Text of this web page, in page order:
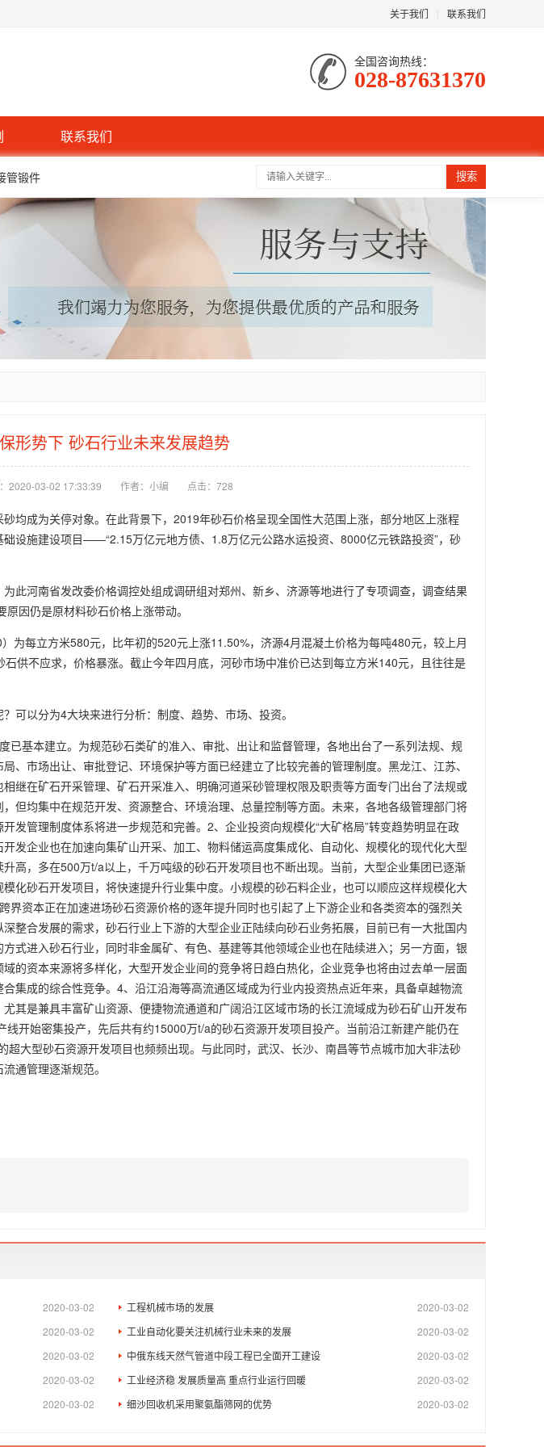
关于我们 联系我们
全国咨询热线：
028-87631370
联系我们
管锻件 搜索
形势下 砂石行业未来发展趋势
2020-03-02 17:33:39 作者：小编 点击： 728
均成为关停对象。在此背景下，2019年砂石价格呈现全国性大范围上涨，部分地区上涨程
设施建设项目——“2.15万亿元地方债、1.8万亿元公路水运投资、8000亿元铁路投资”，砂
此河南省发改委价格调控处组成调研组对郑州、新乡、济源等地进行了专项调查，调查结果
因仍是原材料砂石价格上涨带动。
为每立方米580元，比年初的520元上涨11.50%，济源4月混凝土价格为每吨480元，较上月
供不应求，价格暴涨。截止今年四月底，河砂市场中准价已达到每立方米140元，且往往是
可以分为4大块来进行分析：制度、趋势、市场、投资。
已基本建立。为规范砂石类矿的准入、审批、出让和监督管理，各地出台了一系列法规、规
、市场出让、审批登记、环境保护等方面已经建立了比较完善的管理制度。黑龙江、江苏、
继在矿石开采管理、矿石开采准入、明确河道采砂管理权限及职责等方面专门出台了法规或
但均集中在规范开发、资源整合、环境治理、总量控制等方面。未来，各地各级管理部门将
发管理制度体系将进一步规范和完善。2、企业投资向规模化“大矿格局”转变趋势明显在政
发企业也在加速向集矿山开采、加工、物料储运高度集成化、自动化、规模化的现代化大型
高，多在500万t/a以上，千万吨级的砂石开发项目也不断出现。当前，大型企业集团已逐渐
化砂石开发项目，将快速提升行业集中度。小规模的砂石料企业，也可以顺应这样规模化大
界资本正在加速进场砂石资源价格的逐年提升同时也引起了上下游企业和各类资本的强烈关
整合发展的需求，砂石行业上下游的大型企业正陆续向砂石业务拓展，目前已有一大批国内
式进入砂石行业，同时非金属矿、有色、基建等其他领域企业也在陆续进入；另一方面，银
的资本来源将多样化，大型开发企业间的竞争将日趋白热化，企业竞争也将由过去单一层面
集成的综合性竞争。4、沿江沿海等高流通区域成为行业内投资热点近年来，具备卓越物流
其是兼具丰富矿山资源、便捷物流通道和广阔沿江区域市场的长江流域成为砂石矿山开发布
开始密集投产，先后共有约15000万t/a的砂石资源开发项目投产。当前沿江新建产能仍在
大型砂石资源开发项目也频频出现。与此同时，武汉、长沙、南昌等节点城市加大非法砂
通管理逐渐规范。
2020-03-02 2020-03-02
工程机械市场的发展
2020-03-02
2020-03-02
工业自动化要关注机械行业未来的发展
2020-03-02
2020-03-02
中俄东线天然气管道中段工程已全面开工建设
2020-03-02
2020-03-02
工业经济稳 发展质量高 重点行业运行回暖
2020-03-02
2020-03-02
细沙回收机采用聚氨酯筛网的优势